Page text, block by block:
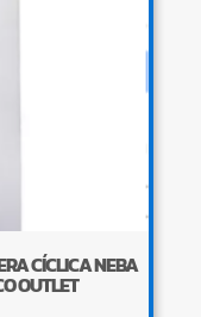
CÍCLICA NEBA
OUTLET